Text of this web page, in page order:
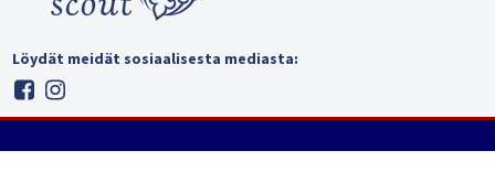
Löydät meidät sosiaalisesta mediasta: